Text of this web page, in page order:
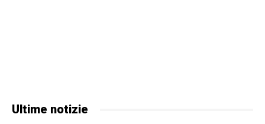
Ultime notizie